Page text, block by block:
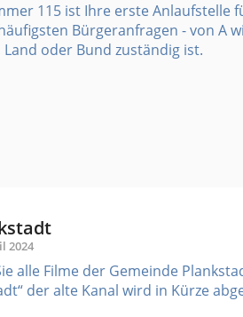
115 ist Ihre erste Anlaufstelle
Bürgeranfragen - von A
oder Bund zuständig ist.
2024
alle Filme der Gemeinde
der alte Kanal wird in Kürze